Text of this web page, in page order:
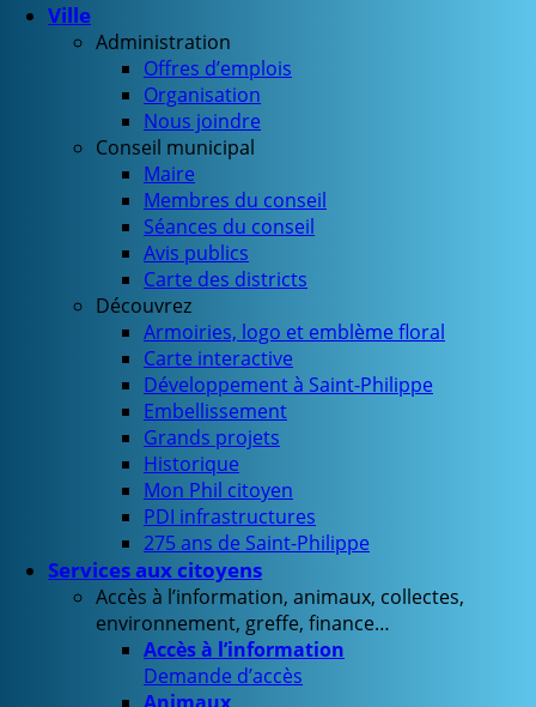
Ville
Administration
Offres d’emplois
Organisation
Nous joindre
Conseil municipal
Maire
Membres du conseil
Séances du conseil
Avis publics
Carte des districts
Découvrez
Armoiries, logo et emblème floral
Carte interactive
Développement à Saint-Philippe
Embellissement
Grands projets
Historique
Mon Phil citoyen
PDI infrastructures
275 ans de Saint-Philippe
Services aux citoyens
Accès à l’information, animaux, collectes,
environnement, greffe, finance…
Accès à l’information
Demande d’accès